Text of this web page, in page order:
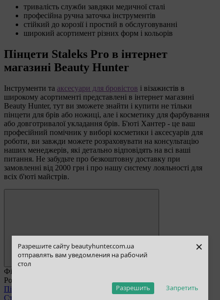
Разрешите сайту beautyhunter.com.ua
отправлять вам уведомления на рабочий
стол
Запретить
Разрешить
×
тривалість служби завдяки медичної сталі
професійна ручна заточка інструментів
стійкий до корозії і простий в обслуговуванні
широкий асортимент різних форм і кольорів
Пінцети Staleks Pro в інтернет
магазині Beauty Hunter
Інструменти та аксесуари для бровістов і візажистів в
широкому асортименті представлені в інтернет магазині
Beauty Hunter, тут ви зможете знайти і купити не тільки
пінцети для брів або ножиці, але і косметику для фарбування
або довготривалої укладання брів. Б'юті Хантер - це ваш
професійний помічник у виборі косметики і аксесуарів для
роботи, ви завжди можете розраховувати на консультацію
наших менеджерів, які детально відповідять на всі ваші
питання. Не забудьте про безкоштовну доставку при
замовленні від 2000 грн і про нашу систему лояльності для
всіх б'юті майстрів.
Фільтр
Розділ
Пінцети для брів
Стерилізація інструментів